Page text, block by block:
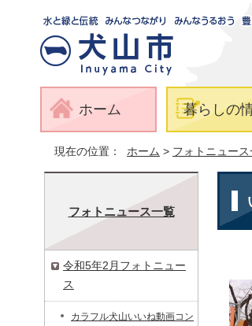
ホーム 暮らしの
現在の位置： ホーム > フォトニュース
フォトニュース一覧
令和5年2月フォトニュー
ス
カラフル犬山いいね動画コン